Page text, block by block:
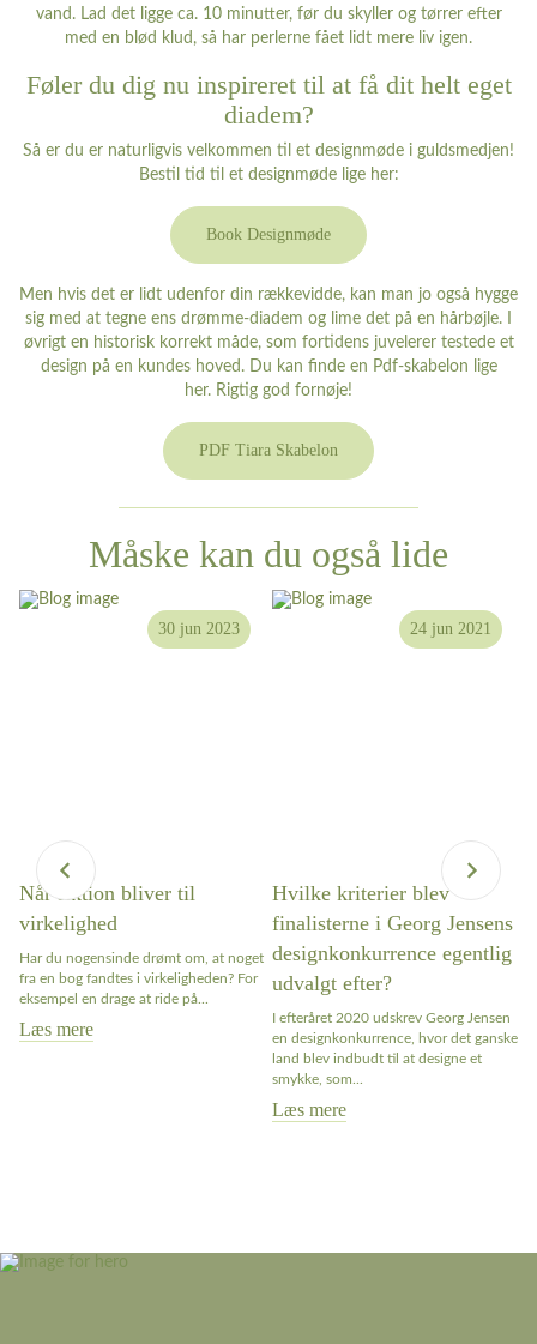
vand. Lad det ligge ca. 10 minutter, før du skyller og tørrer efter
med en blød klud, så har perlerne fået lidt mere liv igen.
Føler du dig nu inspireret til at få dit helt eget
diadem?
Så er du er naturligvis velkommen til et designmøde i guldsmedjen!
Bestil tid til et designmøde lige her:
Book Designmøde
Men hvis det er lidt udenfor din rækkevidde, kan man jo også hygge
sig med at tegne ens drømme-diadem og lime det på en hårbøjle. I
øvrigt en historisk korrekt måde, som fortidens juvelerer testede et
design på en kundes hoved. Du kan finde en Pdf-skabelon lige
her. Rigtig god fornøje!
PDF Tiara Skabelon
Måske kan du også lide
30 jun 2023
Når fiktion bliver til
virkelighed
Har du nogensinde drømt om, at noget
fra en bog fandtes i virkeligheden? For
eksempel en drage at ride på...
Læs mere
24 jun 2021
Hvilke kriterier blev
finalisterne i Georg Jensens
designkonkurrence egentlig
udvalgt efter?
I efteråret 2020 udskrev Georg Jensen
en designkonkurrence, hvor det ganske
land blev indbudt til at designe et
smykke, som...
Læs mere